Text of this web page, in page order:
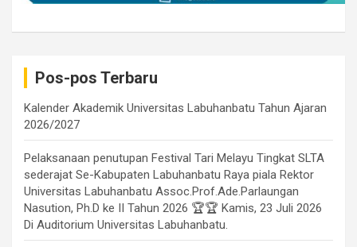
Pos-pos Terbaru
Kalender Akademik Universitas Labuhanbatu Tahun Ajaran
2026/2027
Pelaksanaan penutupan Festival Tari Melayu Tingkat SLTA
sederajat Se-Kabupaten Labuhanbatu Raya piala Rektor
Universitas Labuhanbatu Assoc.Prof.Ade.Parlaungan
Nasution, Ph.D ke II Tahun 2026 🏆🏆 Kamis, 23 Juli 2026
Di Auditorium Universitas Labuhanbatu.